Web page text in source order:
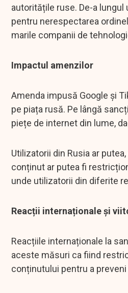
autoritățile ruse. De-a
pentru nerespectarea
marile companii de
Impactul amenzilor
Amenda impusă Google și
pe piața rusă. Pe lângă
piețe de internet din lume,
Utilizatorii din Rusia ar
conținut ar putea fi
unde utilizatorii din diferite
Reacții internaționale și
Reacțiile internaționale la
aceste măsuri ca fiind
conținutului pentru a